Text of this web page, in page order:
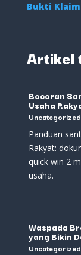
Bukti
Artikel
Bocoran
Usaha
Uncategorized
Panduan
Rakyat:
quick win 2
usaha.
Waspada
yang Bikin
Uncategorized